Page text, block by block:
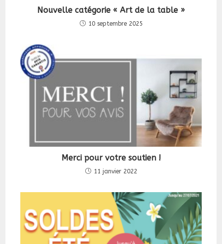
Nouvelle catégorie « Art de la table »
10 septembre 2025
Merci pour votre soutien !
11 janvier 2022